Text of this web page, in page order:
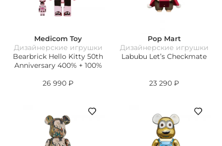
Medicom Toy
Дизайнерские игрушки
Bearbrick Hello Kitty 50th
Anniversary 400% + 100%
26 990 ₽
Pop Mart
Дизайнерские игрушки
Labubu Let’s Checkmate
23 290 ₽